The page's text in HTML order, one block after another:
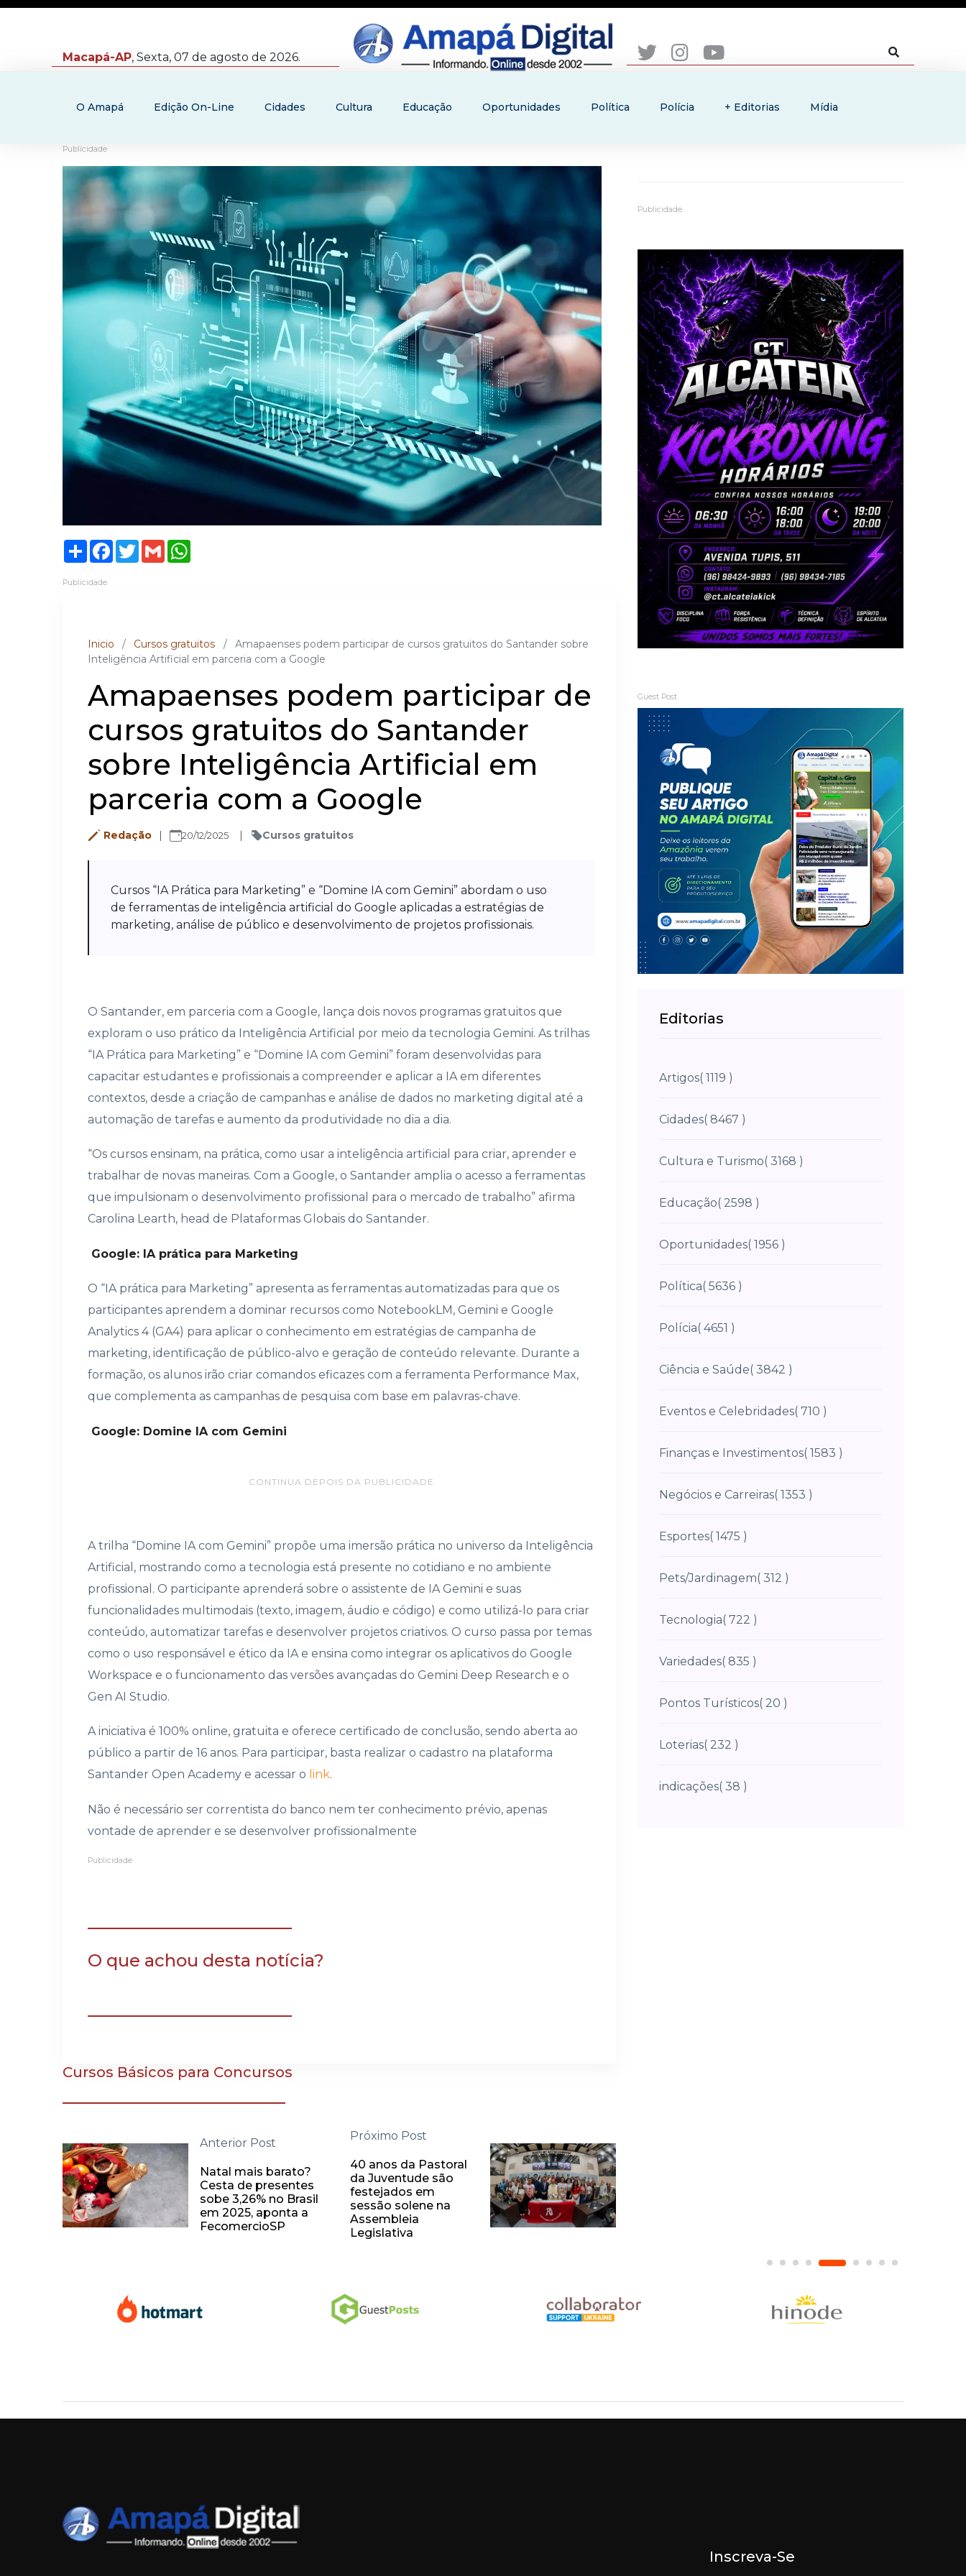
Macapá-AP, Sexta, 07 de agosto de 2026.
O Amapá Edição On-Line Cidades Cultura Educação Oportunidades Política Polícia + Editorias Mídia
Publicidade
ShareFacebook
TwitterGmail
Publicidade
Inicio / Cursos gratuitos /
Amapaenses podem participar de cursos gratuitos do Santander sobre
Inteligência Artificial em parceria com a Google
Amapaenses podem participar de
cursos gratuitos do Santander
sobre Inteligência Artificial em
parceria com a Google
Redação 20/12/2025 Cursos gratuitos
Cursos “IA Prática para Marketing” e “Domine IA com Gemini” abordam o uso
de ferramentas de inteligência artificial do Google aplicadas a estratégias de
marketing, análise de público e desenvolvimento de projetos profissionais.
O Santander, em parceria com a Google, lança dois novos programas gratuitos que
exploram o uso prático da Inteligência Artificial por meio da tecnologia Gemini. As trilhas
“IA Prática para Marketing” e “Domine IA com Gemini” foram desenvolvidas para
capacitar estudantes e profissionais a compreender e aplicar a IA em diferentes
contextos, desde a criação de campanhas e análise de dados no marketing digital até a
automação de tarefas e aumento da produtividade no dia a dia.
“Os cursos ensinam, na prática, como usar a inteligência artificial para criar, aprender e
trabalhar de novas maneiras. Com a Google, o Santander amplia o acesso a ferramentas
que impulsionam o desenvolvimento profissional para o mercado de trabalho” afirma
Carolina Learth, head de Plataformas Globais do Santander.
Google: IA prática para Marketing
O “IA prática para Marketing” apresenta as ferramentas automatizadas para que os
participantes aprendem a dominar recursos como NotebookLM, Gemini e Google
Analytics 4 (GA4) para aplicar o conhecimento em estratégias de campanha de
marketing, identificação de público-alvo e geração de conteúdo relevante. Durante a
formação, os alunos irão criar comandos eficazes com a ferramenta Performance Max,
que complementa as campanhas de pesquisa com base em palavras-chave.
Google: Domine IA com Gemini
CONTINUA DEPOIS DA PUBLICIDADE
A trilha “Domine IA com Gemini” propõe uma imersão prática no universo da Inteligência
Artificial, mostrando como a tecnologia está presente no cotidiano e no ambiente
profissional. O participante aprenderá sobre o assistente de IA Gemini e suas
funcionalidades multimodais (texto, imagem, áudio e código) e como utilizá-lo para criar
conteúdo, automatizar tarefas e desenvolver projetos criativos. O curso passa por temas
como o uso responsável e ético da IA e ensina como integrar os aplicativos do Google
Workspace e o funcionamento das versões avançadas do Gemini Deep Research e o
Gen AI Studio.
A iniciativa é 100% online, gratuita e oferece certificado de conclusão, sendo aberta ao
público a partir de 16 anos. Para participar, basta realizar o cadastro na plataforma
Santander Open Academy e acessar o link.
Não é necessário ser correntista do banco nem ter conhecimento prévio, apenas
vontade de aprender e se desenvolver profissionalmente
Publicidade
O que achou desta notícia?
Cursos Básicos para Concursos
Anterior Post
Natal mais barato?
Cesta de presentes
sobe 3,26% no Brasil
em 2025, aponta a
FecomercioSP
Próximo Post
40 anos da Pastoral
da Juventude são
festejados em
sessão solene na
Assembleia
Legislativa
Publicidade
Guest Post
Editorias
Artigos( 1119 )
Cidades( 8467 )
Cultura e Turismo( 3168 )
Educação( 2598 )
Oportunidades( 1956 )
Política( 5636 )
Polícia( 4651 )
Ciência e Saúde( 3842 )
Eventos e Celebridades( 710 )
Finanças e Investimentos( 1583 )
Negócios e Carreiras( 1353 )
Esportes( 1475 )
Pets/Jardinagem( 312 )
Tecnologia( 722 )
Variedades( 835 )
Pontos Turísticos( 20 )
Loterias( 232 )
indicações( 38 )
Inscreva-Se